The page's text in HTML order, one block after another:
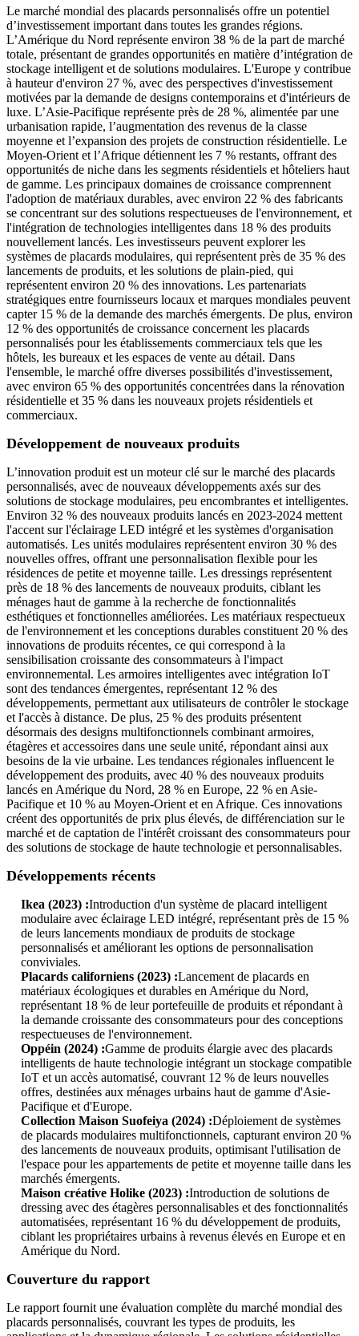
Le marché mondial des placards personnalisés offre un potentiel
d’investissement important dans toutes les grandes régions.
L’Amérique du Nord représente environ 38 % de la part de marché
totale, présentant de grandes opportunités en matière d’intégration de
stockage intelligent et de solutions modulaires. L'Europe y contribue
à hauteur d'environ 27 %, avec des perspectives d'investissement
motivées par la demande de designs contemporains et d'intérieurs de
luxe. L’Asie-Pacifique représente près de 28 %, alimentée par une
urbanisation rapide, l’augmentation des revenus de la classe
moyenne et l’expansion des projets de construction résidentielle. Le
Moyen-Orient et l’Afrique détiennent les 7 % restants, offrant des
opportunités de niche dans les segments résidentiels et hôteliers haut
de gamme. Les principaux domaines de croissance comprennent
l'adoption de matériaux durables, avec environ 22 % des fabricants
se concentrant sur des solutions respectueuses de l'environnement, et
l'intégration de technologies intelligentes dans 18 % des produits
nouvellement lancés. Les investisseurs peuvent explorer les
systèmes de placards modulaires, qui représentent près de 35 % des
lancements de produits, et les solutions de plain-pied, qui
représentent environ 20 % des innovations. Les partenariats
stratégiques entre fournisseurs locaux et marques mondiales peuvent
capter 15 % de la demande des marchés émergents. De plus, environ
12 % des opportunités de croissance concernent les placards
personnalisés pour les établissements commerciaux tels que les
hôtels, les bureaux et les espaces de vente au détail. Dans
l'ensemble, le marché offre diverses possibilités d'investissement,
avec environ 65 % des opportunités concentrées dans la rénovation
résidentielle et 35 % dans les nouveaux projets résidentiels et
commerciaux.
Développement de nouveaux produits
L’innovation produit est un moteur clé sur le marché des placards
personnalisés, avec de nouveaux développements axés sur des
solutions de stockage modulaires, peu encombrantes et intelligentes.
Environ 32 % des nouveaux produits lancés en 2023-2024 mettent
l'accent sur l'éclairage LED intégré et les systèmes d'organisation
automatisés. Les unités modulaires représentent environ 30 % des
nouvelles offres, offrant une personnalisation flexible pour les
résidences de petite et moyenne taille. Les dressings représentent
près de 18 % des lancements de nouveaux produits, ciblant les
ménages haut de gamme à la recherche de fonctionnalités
esthétiques et fonctionnelles améliorées. Les matériaux respectueux
de l'environnement et les conceptions durables constituent 20 % des
innovations de produits récentes, ce qui correspond à la
sensibilisation croissante des consommateurs à l'impact
environnemental. Les armoires intelligentes avec intégration IoT
sont des tendances émergentes, représentant 12 % des
développements, permettant aux utilisateurs de contrôler le stockage
et l'accès à distance. De plus, 25 % des produits présentent
désormais des designs multifonctionnels combinant armoires,
étagères et accessoires dans une seule unité, répondant ainsi aux
besoins de la vie urbaine. Les tendances régionales influencent le
développement des produits, avec 40 % des nouveaux produits
lancés en Amérique du Nord, 28 % en Europe, 22 % en Asie-
Pacifique et 10 % au Moyen-Orient et en Afrique. Ces innovations
créent des opportunités de prix plus élevés, de différenciation sur le
marché et de captation de l'intérêt croissant des consommateurs pour
des solutions de stockage de haute technologie et personnalisables.
Développements récents
Ikea (2023) :Introduction d'un système de placard intelligent
modulaire avec éclairage LED intégré, représentant près de 15 %
de leurs lancements mondiaux de produits de stockage
personnalisés et améliorant les options de personnalisation
conviviales.
Placards californiens (2023) :Lancement de placards en
matériaux écologiques et durables en Amérique du Nord,
représentant 18 % de leur portefeuille de produits et répondant à
la demande croissante des consommateurs pour des conceptions
respectueuses de l'environnement.
Oppéin (2024) :Gamme de produits élargie avec des placards
intelligents de haute technologie intégrant un stockage compatible
IoT et un accès automatisé, couvrant 12 % de leurs nouvelles
offres, destinées aux ménages urbains haut de gamme d'Asie-
Pacifique et d'Europe.
Collection Maison Suofeiya (2024) :Déploiement de systèmes
de placards modulaires multifonctionnels, capturant environ 20 %
des lancements de nouveaux produits, optimisant l'utilisation de
l'espace pour les appartements de petite et moyenne taille dans les
marchés émergents.
Maison créative Holike (2023) :Introduction de solutions de
dressing avec des étagères personnalisables et des fonctionnalités
automatisées, représentant 16 % du développement de produits,
ciblant les propriétaires urbains à revenus élevés en Europe et en
Amérique du Nord.
Couverture du rapport
Le rapport fournit une évaluation complète du marché mondial des
placards personnalisés, couvrant les types de produits, les